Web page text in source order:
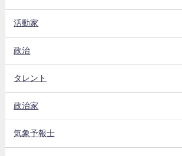
活動家
政治
タレント
政治家
気象予報士